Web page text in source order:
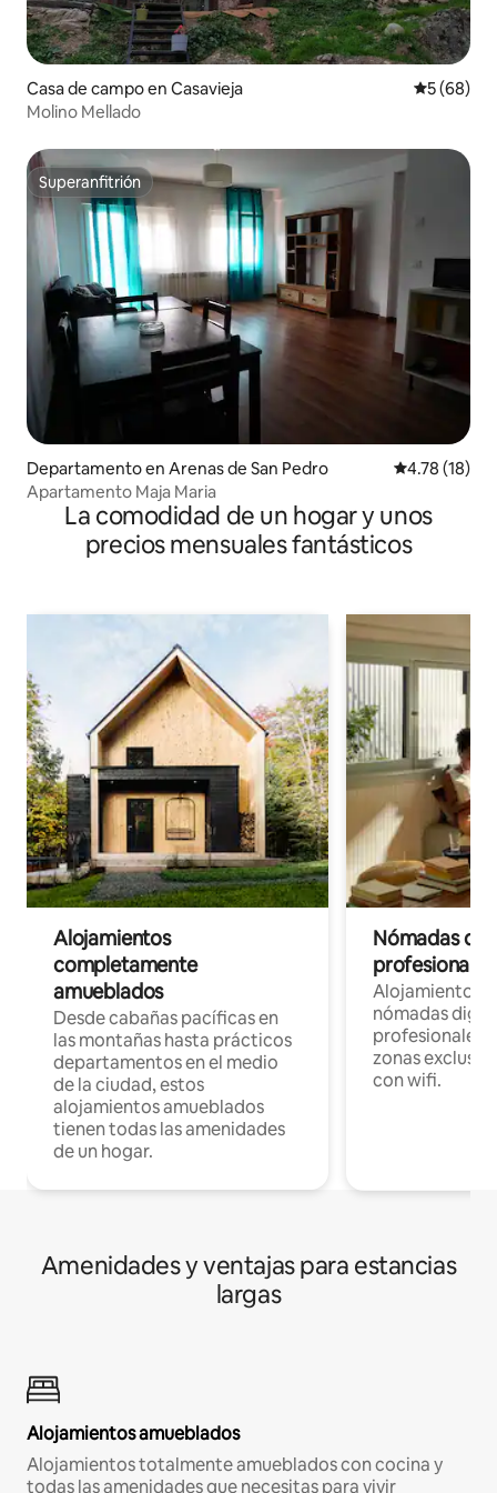
Casa de campo en Casavieja
5 (68)
Molino Mellado
Superanfitrión
Superanfitrión
Departamento en Arenas de San Pedro Calificación
4.78 (18)
Apartamento Maja Maria
La comodidad de un hogar y unos
precios mensuales fantásticos
Alojamientos
completamente
amueblados
Desde cabañas pacíficas en
las montañas hasta prácticos
departamentos en el medio
de la ciudad, estos
alojamientos amueblados
tienen todas las amenidades
de un hogar.
Nómadas
Alojamientos
nómadas
profesionales
zonas
con wifi.
Amenidades y ventajas para estancias
largas
Alojamientos amueblados
Alojamientos totalmente amueblados con cocina y
todas las amenidades que necesitas para vivir